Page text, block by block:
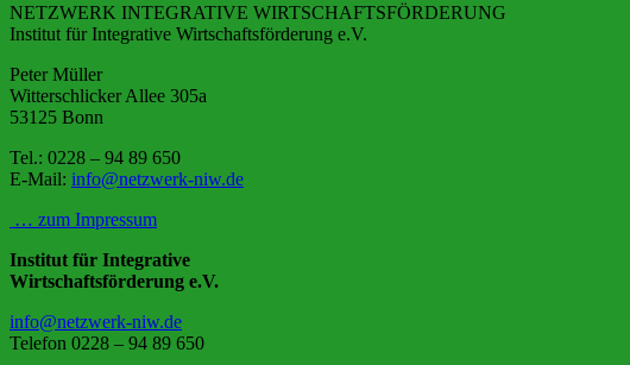
NETZWERK INTEGRATIVE WIRTSCHAFTSFÖRDERUNG
Institut für Integrative Wirtschaftsförderung e.V.
Peter Müller
Witterschlicker Allee 305a
53125 Bonn
Tel.: 0228 – 94 89 650
E-Mail: info@netzwerk-niw.de
… zum Impressum
Institut für Integrative
Wirtschaftsförderung e.V.
info@netzwerk-niw.de
Telefon 0228 – 94 89 650